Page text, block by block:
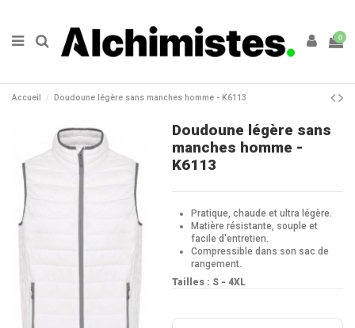
0
Accueil Doudoune légère sans manches homme - K6113
Doudoune légère sans
manches homme -
K6113
Pratique, chaude et ultra légère.
Matière résistante, souple et
facile d'entretien.
Compressible dans son sac de
rangement.
Tailles : S - 4XL